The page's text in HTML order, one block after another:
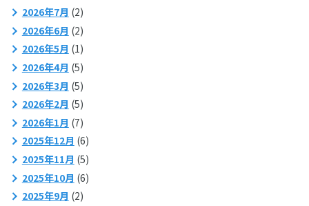
2026年7月 (2)
2026年6月 (2)
2026年5月 (1)
2026年4月 (5)
2026年3月 (5)
2026年2月 (5)
2026年1月 (7)
2025年12月 (6)
2025年11月 (5)
2025年10月 (6)
2025年9月 (2)